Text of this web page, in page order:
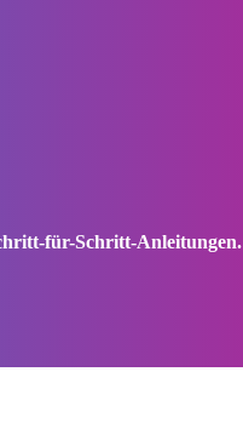
für-Schritt-Anleitungen.